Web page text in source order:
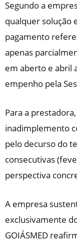
Segundo a
qualquer solução
pagamento
apenas
em aberto e abril
empenho pela
Para a
inadimplemento
pelo decurso do
consecutivas
perspectiva
A empresa
exclusivamente
GOIÁSMED